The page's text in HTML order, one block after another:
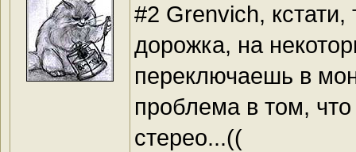
#2 Grenvich, кстати,
дорожка, на
переключаешь в
проблема в том,
стерео...((